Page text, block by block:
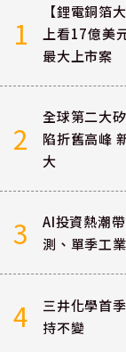
1
【鋰電銅箔
上看17億美
最大上市案
2
全球第二大
陷折舊高峰
大
3
AI投資熱潮
測、單季工
4
三井化學首
持不變